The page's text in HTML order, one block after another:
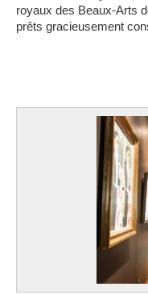
royaux des Beaux-Arts
prêts gracieusement